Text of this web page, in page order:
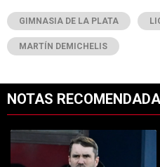
GIMNASIA DE LA PLATA
MARTÍN DEMICHELIS
NOTAS
Un artículo de tendencia con el